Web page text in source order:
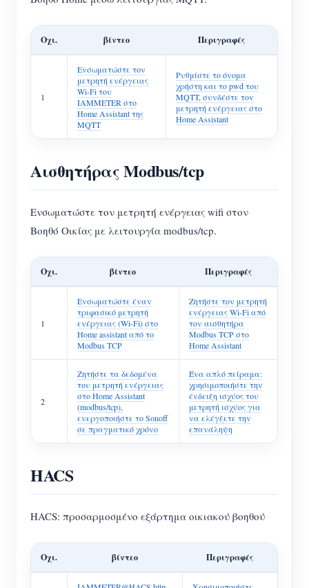
Οχι. βίντεο Περιγραφές
1
Ενσωματώστε τον
μετρητή ενέργειας
Wi-Fi του
IAMMETER στο
Home Assistant της
MQTT
Ρυθμίστε το όνομα
χρήστη και το pwd του
MQTT, συνδέστε τον
μετρητή ενέργειας στο
Home Assistant
Αισθητήρας Modbus/tcp
Ενσωματώστε τον μετρητή ενέργειας wifi στον
Βοηθό Οικίας με λειτουργία modbus/tcp.
Οχι. βίντεο Περιγραφές
1
Ενσωματώστε έναν
τριφασικό μετρητή
ενέργειας (Wi-Fi) στο
Home assistant από το
Modbus TCP
Ζητήστε τον μετρητή
ενέργειας Wi-Fi από
τον αισθητήρα
Modbus TCP στο
Home Assistant
2
Ζητήστε τα δεδομένα
του μετρητή ενέργειας
στο Home Assistant
(modbus/tcp),
ενεργοποιήστε το Sonoff
σε πραγματικό χρόνο
Ένα απλό πείραμα:
χρησιμοποιήστε την
ένδειξη ισχύος του
μετρητή ισχύος για
να ελέγξετε την
επανάληψη
HACS
HACS: προσαρμοσμένο εξάρτημα οικιακού βοηθού
Οχι. βίντεο Περιγραφές